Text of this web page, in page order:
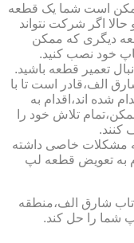
ممکن است شما یک قطعه
اگر شرکت نتواند
دیگری که ممکن
خود نصب کنید.
تعمیر قطعه باشید.
الف،قادر است تا با
شده اند،اقدام به
تلاش خود را
کنند.
مشکلات خاصی داشته
به تعویض قطعه لپ
شارق الف،منطقه
شما را حل کند.